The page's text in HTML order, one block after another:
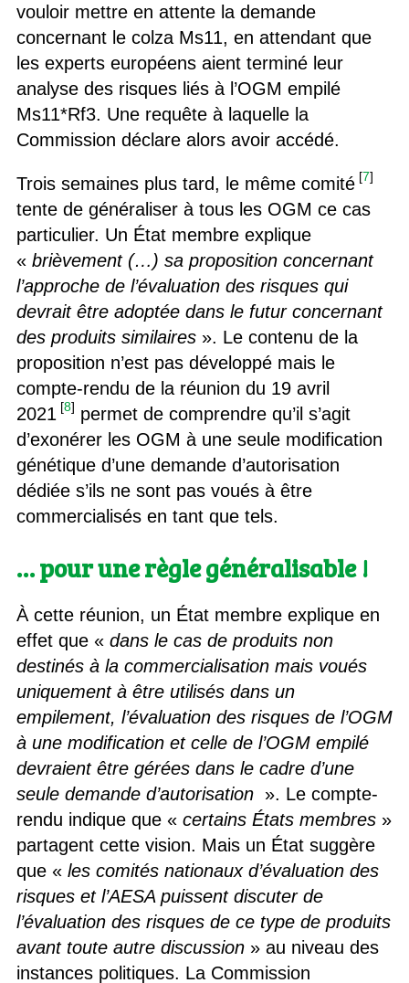
vouloir mettre en attente la demande
concernant le colza Ms11, en attendant que
les experts européens aient terminé leur
analyse des risques liés à l’OGM empilé
Ms11*Rf3. Une requête à laquelle la
Commission déclare alors avoir accédé.
Trois semaines plus tard, le même comité [7]
tente de généraliser à tous les OGM ce cas
particulier. Un État membre explique
« brièvement (…) sa proposition concernant
l’approche de l’évaluation des risques qui
devrait être adoptée dans le futur concernant
des produits similaires». Le contenu de la
proposition n’est pas développé mais le
compte-rendu de la réunion du 19 avril
2021 [8] permet de comprendre qu’il s’agit
d’exonérer les OGM à une seule modification
génétique d’une demande d’autorisation
dédiée s’ils ne sont pas voués à être
commercialisés en tant que tels.
… pour une règle généralisable !
À cette réunion, un État membre explique en
effet que « dans le cas de produits non
destinés à la commercialisation mais voués
uniquement à être utilisés dans un
empilement, l’évaluation des risques de l’OGM
à une modification et celle de l’OGM empilé
devraient être gérées dans le cadre d’une
seule demande d’autorisation ». Le compte-
rendu indique que « certains États membres»
partagent cette vision. Mais un État suggère
que « les comités nationaux d’évaluation des
risques et l’AESA puissent discuter de
l’évaluation des risques de ce type de produits
avant toute autre discussion» au niveau des
instances politiques. La Commission